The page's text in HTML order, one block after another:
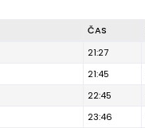
ČAS
21:27
21:45
22:45
23:46